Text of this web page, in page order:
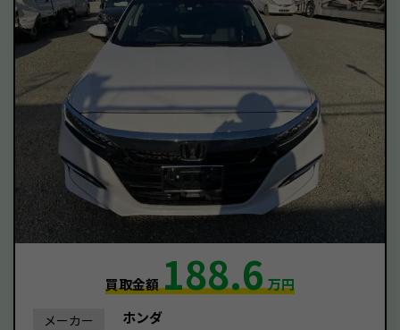
買取金額188.6万円
メーカー ホンダ